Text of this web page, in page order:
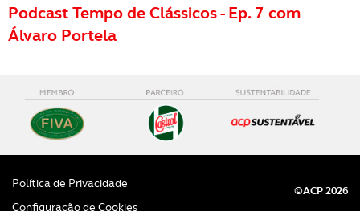
Podcast Tempo de Clássicos - Ep. 7 com
Álvaro Portela
Política de Privacidade
Configuração de Cookies
©ACP 2026